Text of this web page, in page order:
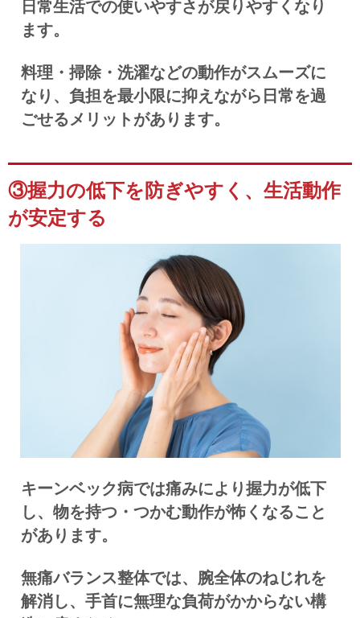
日常生活での使いやすさが戻りやすくなり
ます。
料理・掃除・洗濯などの動作がスムーズに
なり、負担を最小限に抑えながら日常を過
ごせるメリットがあります。
③握力の低下を防ぎやすく、生活動作
が安定する
キーンベック病では痛みにより握力が低下
し、物を持つ・つかむ動作が怖くなること
があります。
無痛バランス整体では、腕全体のねじれを
解消し、手首に無理な負荷がかからない構